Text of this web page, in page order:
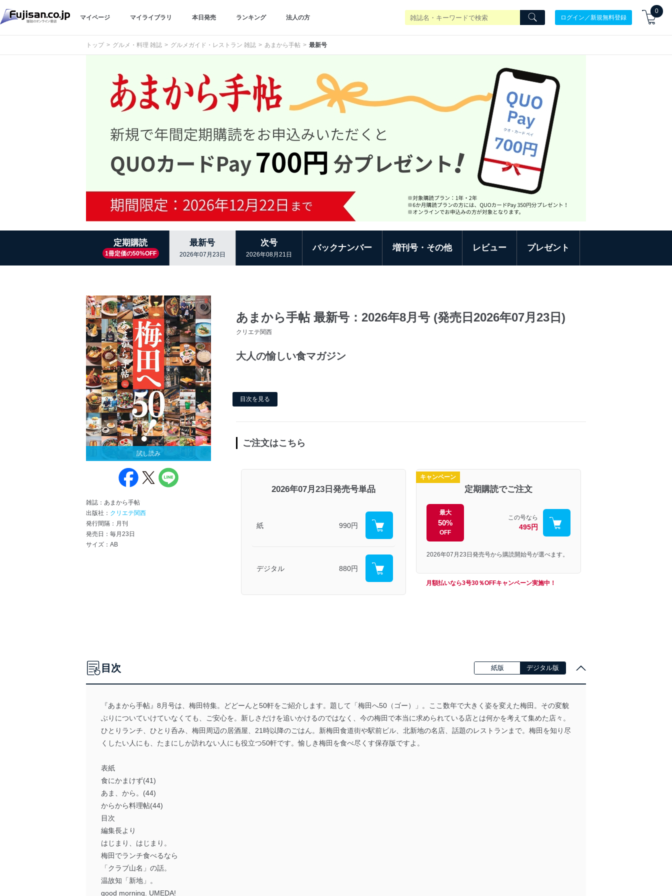
マイページ マイライブラリ 本日発売 ランキング 法人の方 ログイン／新規無料登録
0
トップ グルメ・料理 雑誌 グルメガイド・レストラン 雑誌 あまから手帖 最新号
定期購読
1冊定価の50%OFF
最新号
2026年07月23日
次号
2026年08月21日
バックナンバー 増刊号・その他 レビュー プレゼント
試し読み
雑誌：あまから手帖
出版社： クリエテ関西
発行間隔：月刊
発売日：毎月23日
サイズ：AB
あまから手帖 最新号：2026年8月号 (発売日2026年07月23日)
クリエテ関西
大人の愉しい食マガジン
目次を見る
ご注文はこちら
2026年07月23日発売号単品
紙 990円
デジタル 880円
キャンペーン
定期購読でご注文
最大
50%
OFF
この号なら
495円
2026年07月23日発売号から購読開始号が選べます。
月額払いなら3号30％OFFキャンペーン実施中！
目次 紙版 デジタル版
『あまから手帖』8月号は、梅田特集。どどーんと50軒をご紹介します。題して「梅田へ50（ゴー）」。ここ数年で大きく姿を変えた梅田。その変貌
ぶりについていけていなくても、ご安心を。新しさだけを追いかけるのではなく、今の梅田で本当に求められている店とは何かを考えて集めた店々。
ひとりランチ、ひとり呑み、梅田周辺の居酒屋、21時以降のごはん。新梅田食道街や駅前ビル、北新地の名店、話題のレストランまで。梅田を知り尽
くしたい人にも、たまにしか訪れない人にも役立つ50軒です。愉しき梅田を食べ尽くす保存版ですよ。
表紙
食にかまけず(41)
あま、から。(44)
からから料理帖(44)
目次
編集長より
はじまり、はじまり。
梅田でランチ食べるなら
「クラブ山名」の話。
温故知「新地」。
good morning. UMEDA!